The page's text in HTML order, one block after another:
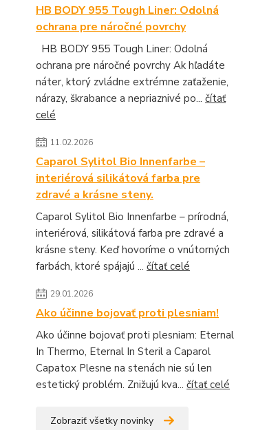
HB BODY 955 Tough Liner: Odolná
ochrana pre náročné povrchy
HB BODY 955 Tough Liner: Odolná
ochrana pre náročné povrchy Ak hľadáte
náter, ktorý zvládne extrémne zaťaženie,
nárazy, škrabance a nepriaznivé po... čítať
celé
11.02.2026
Caparol Sylitol Bio Innenfarbe –
interiérová silikátová farba pre
zdravé a krásne steny.
Caparol Sylitol Bio Innenfarbe – prírodná,
interiérová, silikátová farba pre zdravé a
krásne steny. Keď hovoríme o vnútorných
farbách, ktoré spájajú ... čítať celé
29.01.2026
Ako účinne bojovať proti plesniam!
Ako účinne bojovať proti plesniam: Eternal
In Thermo, Eternal In Steril a Caparol
Capatox Plesne na stenách nie sú len
estetický problém. Znižujú kva... čítať celé
Zobraziť všetky novinky